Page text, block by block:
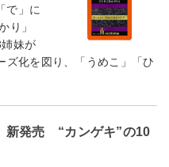
で」に
り」
姉妹が
ズ化を図り、「うめこ」「ひ
新発売 “カンゲキ”の10